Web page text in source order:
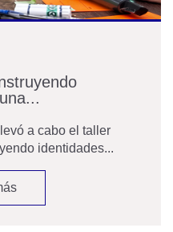
a cabo el taller
identidades...